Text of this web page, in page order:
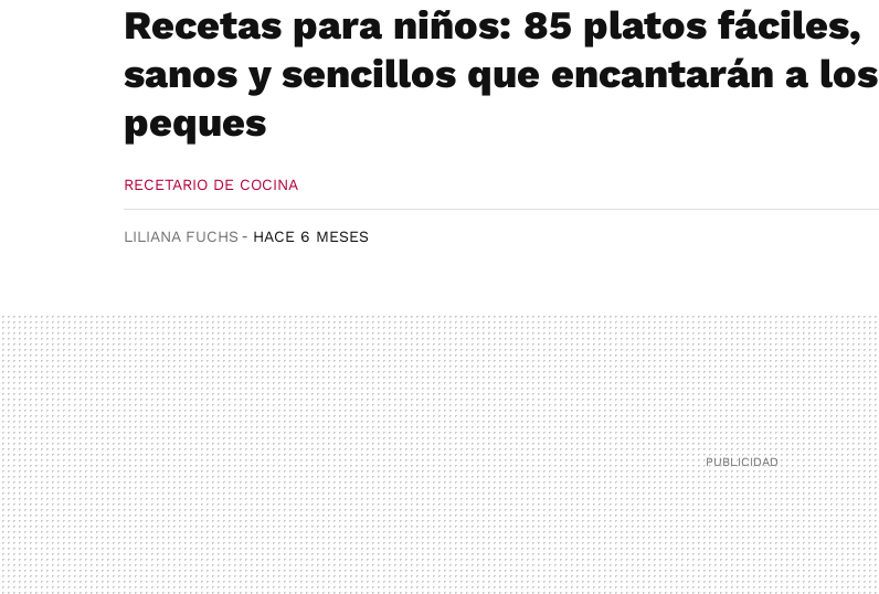
Recetas para niños: 85 platos fáciles,
sanos y sencillos que encantarán a los
peques
RECETARIO DE COCINA
LILIANA FUCHS HACE 6 MESES